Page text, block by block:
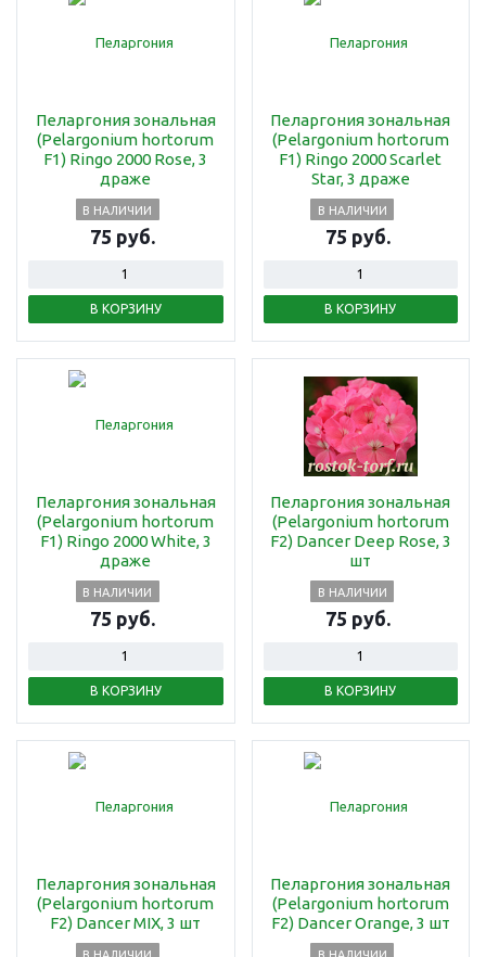
Пеларгония зональная
(Pelargonium hortorum
F1) Ringo 2000 Rose, 3
драже
В НАЛИЧИИ
75 руб.
В КОРЗИНУ
Пеларгония зональная
(Pelargonium hortorum
F1) Ringo 2000 Scarlet
Star, 3 драже
В НАЛИЧИИ
75 руб.
В КОРЗИНУ
Пеларгония зональная
(Pelargonium hortorum
F1) Ringo 2000 White, 3
драже
В НАЛИЧИИ
75 руб.
В КОРЗИНУ
Пеларгония зональная
(Pelargonium hortorum
F2) Dancer Deep Rose, 3
шт
В НАЛИЧИИ
75 руб.
В КОРЗИНУ
Пеларгония зональная
(Pelargonium hortorum
F2) Dancer MIX, 3 шт
Пеларгония зональная
(Pelargonium hortorum
F2) Dancer Orange, 3 шт